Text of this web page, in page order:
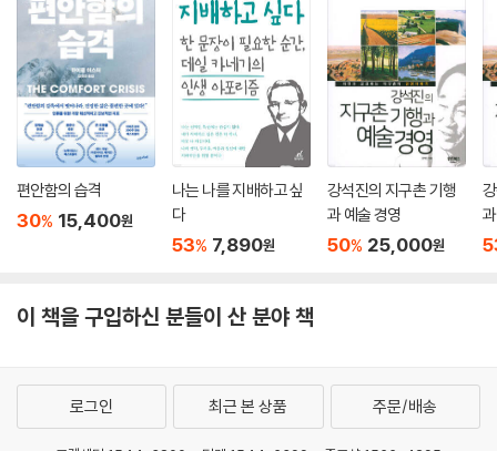
해답 또한 분명해진다. 1500년경부터 서유럽 국가들이 세계의 많은 지역
을 정복할 수 있었던 이유는 무엇일까? 왜 18세기 말에 서유럽에서 신기술
과 산업혁명을 동력으로 삼은 경제 성장이 폭발적으로 일어나며 오늘날까
지 세계를 휩쓸고 있는 세계화의 물결을 일으킨 걸까?
“인간은 어떤 종류의 동물인가?”
인간의 본성과 사회 진화에 대하여
우선 인간 본성과 사회 진화에 좀 더 깊이 살펴보자. 과연 우리는 어떤 종류
의 동물인가? 문화와 문화 진화의 역할을 어떻게 생각해야 하는가? 제도
용하고 공진화하는가? 왜 대다수 인간 사회에서 친족, 결혼, 의례가 그렇
게 중요한 역할을 하게 되었는가? 어떻게 그리고 왜 사회의 규모와 복잡성
인간 본성에서 문화가 차지하는 중심적 위치를 이해하는 방법은 ‘학습’이
수많은 학자들이 ‘왜 서구가 부상했는가’라는 문제에 천착해왔다. 이 질문
에 대해 저자가 내놓는 대담하고도 흥미로운 대답에서 우리는 역사가 인간
의 심리를 어떻게 바꾸고, 인간의 심리가 역사를 어떻게 이끌어나가는지를
분명하게 확인할 수 있다. 담대한 시각으로 밀어붙인 이 기념비적 저서는
근대의 기원에 관심이 있는 사람에게 필독서가 될 만하다.
- 발터 샤이델 (스탠퍼드대학교 역사학 교수, 《불평등의 역사》 저자)
진화론의 시각으로 역사, 문화, 종교, 심리를 분석하여 인류 역사의 주요한
발전 과정을 흥미진진하게 설명하고 있다. 무엇보다 다양한 학문 분야에서
이다. 단언컨대 사회사상의 이정표가 될 책이다.
편안함의 습격
30% 15,400원
나는 나를 지배하고 싶
다
53% 7,890원
강석진의 지구촌 기행
과 예술 경영
50% 25,000원
이 책을 구입하신 분들이 산 분야 책
로그인 최근 본 상품 주문/배송